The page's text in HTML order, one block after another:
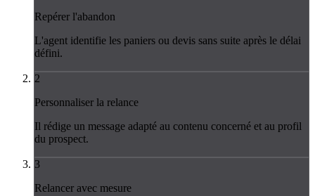
Repérer l'abandon
L'agent identifie les paniers ou devis sans suite après le délai
défini.
2
Personnaliser la relance
Il rédige un message adapté au contenu concerné et au profil
du prospect.
3
Relancer avec mesure